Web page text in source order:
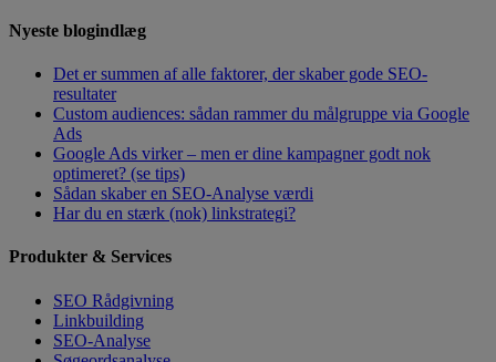
Nyeste blogindlæg
Det er summen af alle faktorer, der skaber gode SEO-
resultater
Custom audiences: sådan rammer du målgruppe via Google
Ads
Google Ads virker – men er dine kampagner godt nok
optimeret? (se tips)
Sådan skaber en SEO-Analyse værdi
Har du en stærk (nok) linkstrategi?
Produkter & Services
SEO Rådgivning
Linkbuilding
SEO-Analyse